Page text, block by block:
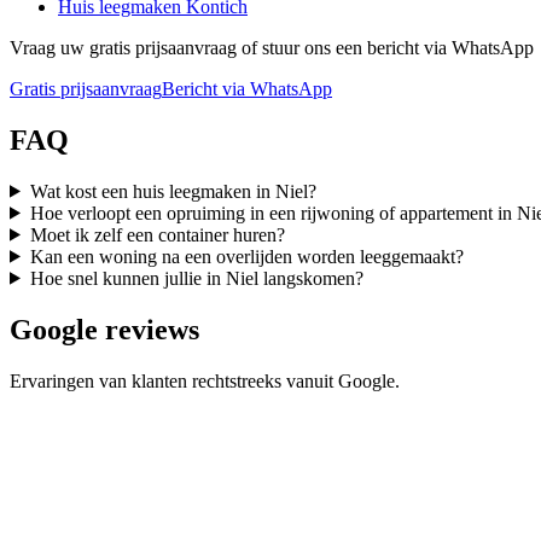
Huis leegmaken Kontich
Vraag uw gratis prijsaanvraag of stuur ons een bericht via WhatsApp
Gratis prijsaanvraagBericht via WhatsApp
FAQ
Wat kost een huis leegmaken in Niel?
Hoe verloopt een opruiming in een rijwoning of appartement in
Moet ik zelf een container huren?
Kan een woning na een overlijden worden leeggemaakt?
Hoe snel kunnen jullie in Niel langskomen?
Google reviews
Ervaringen van klanten rechtstreeks vanuit Google.